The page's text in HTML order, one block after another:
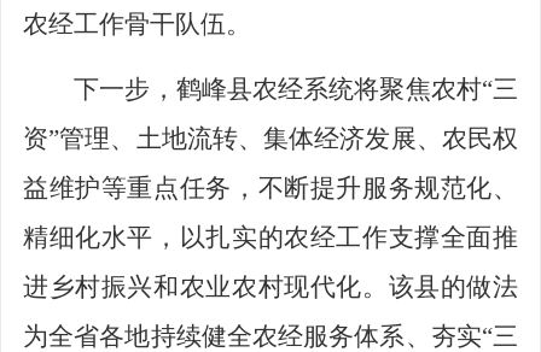
农经工作骨干队伍。
下一步，鹤峰县农经系统将聚焦农村“三
资”管理、土地流转、集体经济发展、农民权
益维护等重点任务，不断提升服务规范化、
精细化水平，以扎实的农经工作支撑全面推
进乡村振兴和农业农村现代化。该县的做法
为全省各地持续健全农经服务体系、夯实“三